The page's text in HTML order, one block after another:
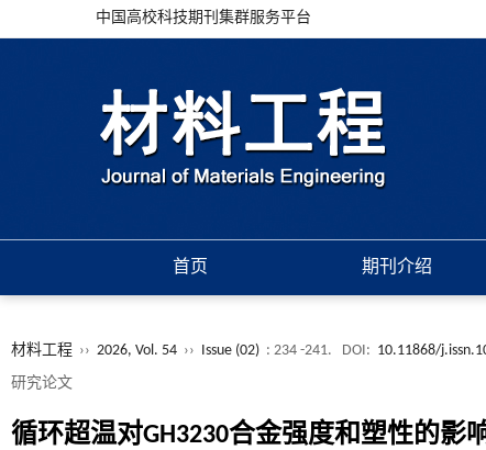
中国高校科技期刊集群服务平台
首页 期刊介绍
材料工程 ›› 2026, Vol. 54 ›› Issue (02) : 234 -241. DOI: 10.11868/
研究论文
循环超温对GH3230合金强度和塑性的影